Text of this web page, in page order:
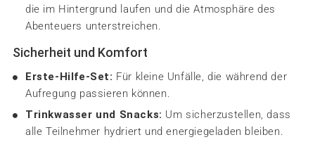
die im Hintergrund laufen und die Atmosphäre des
Abenteuers unterstreichen.
Sicherheit und Komfort
Erste-Hilfe-Set: Für kleine Unfälle, die während der
Aufregung passieren können.
Trinkwasser und Snacks: Um sicherzustellen, dass
alle Teilnehmer hydriert und energiegeladen bleiben.